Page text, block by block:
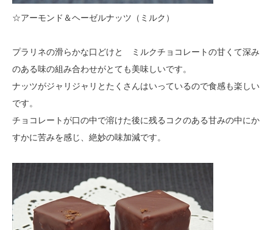
☆アーモンド＆ヘーゼルナッツ（ミルク）
プラリネの滑らかな口どけと ミルクチョコレートの甘くて深み
のある味の組み合わせがとても美味しいです。
ナッツがジャリジャリとたくさんはいっているので食感も楽しい
です。
チョコレートが口の中で溶けた後に残るコクのある甘みの中にか
すかに苦みを感じ、絶妙の味加減です。